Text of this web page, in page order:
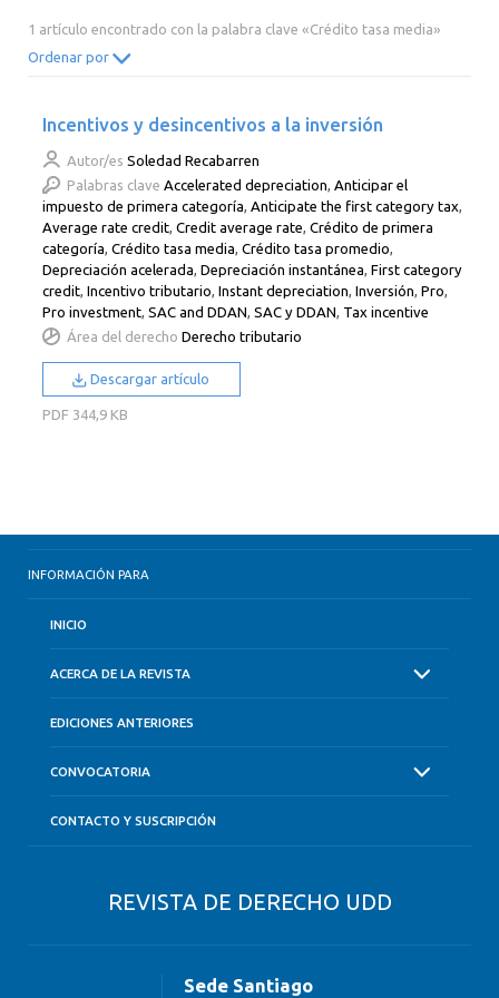
2002 2001
1 artículo encontrado con la palabra clave «Crédito tasa media»
Ordenar por
Incentivos y desincentivos a la inversión
Autor/es Soledad Recabarren
Palabras clave Accelerated depreciation,Anticipar el
impuesto de primera categoría,Anticipate the first category tax,
Average rate credit,Credit average rate,Crédito de primera
categoría,Crédito tasa media,Crédito tasa promedio,
Depreciación acelerada,Depreciación instantánea,First category
credit,Incentivo tributario,Instant depreciation,Inversión,Pro,
Pro investment,SAC and DDAN,SAC y DDAN, Tax incentive
Área del derecho Derecho tributario
Descargar artículo
PDF 344,9 KB
INFORMACIÓN PARA
INICIO
ACERCA DE LA REVISTA
EDICIONES ANTERIORES
CONVOCATORIA
CONTACTO Y SUSCRIPCIÓN
REVISTA DE DERECHO UDD
Sede Santiago